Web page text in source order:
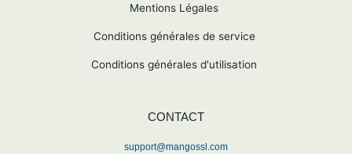
Mentions Légales
Conditions générales de service
Conditions générales d'utilisation
CONTACT
support@mangossl.com